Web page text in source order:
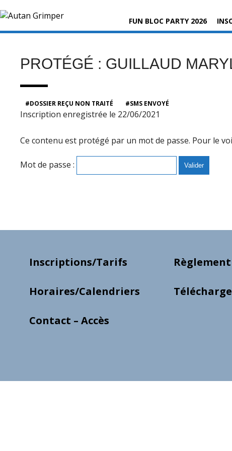
to
FUN BLOC PARTY 2026
PROTÉGÉ : GUILLAUD
DOSSIER REÇU NON TRAITÉ SMS ENVOYÉ
Inscription enregistrée le 22/06/2021
Ce contenu est protégé par un mot de passe. Pour le
Mot de passe :
Inscriptions/Tarifs
Horaires/Calendriers
Contact – Accès